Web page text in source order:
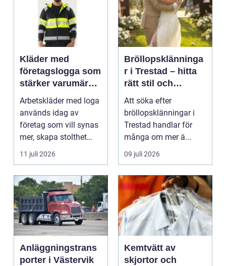
Kläder med
företagslogga som
stärker varumärket
varje dag
Arbetskläder med loga
används idag av
företag som vill synas
mer, skapa stolthet
inte...
11 juli 2026
Bröllopsklänninga
r i Trestad – hitta
rätt stil och
passform inför den
stora dagen
Att söka efter
bröllopsklänningar i
Trestad handlar för
många om mer ä...
09 juli 2026
Anläggningstrans
porter i Västervik
Kemtvätt av
skjortor och